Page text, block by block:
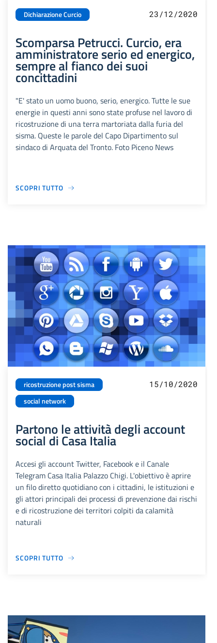
Dichiarazione Curcio 23/12/2020
Scomparsa Petrucci. Curcio, era
amministratore serio ed energico,
sempre al fianco dei suoi
concittadini
"E' stato un uomo buono, serio, energico. Tutte le sue
energie in questi anni sono state profuse nel lavoro di
ricostruzione di una terra martoriata dalla furia del
sisma. Queste le parole del Capo Dipartimento sul
sindaco di Arquata del Tronto. Foto Piceno News
SCOPRI TUTTO
ricostruzione post sisma
social network
15/10/2020
Partono le attività degli account
social di Casa Italia
Accesi gli account Twitter, Facebook e il Canale
Telegram Casa Italia Palazzo Chigi. L'obiettivo è aprire
un filo diretto quotidiano con i cittadini, le istituzioni e
gli attori principali dei processi di prevenzione dai rischi
e di ricostruzione dei territori colpiti da calamità
naturali
SCOPRI TUTTO